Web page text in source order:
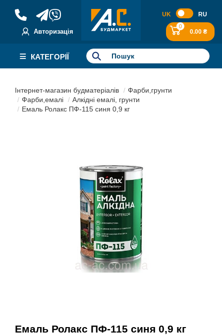
Авторизація
UK RU
0
0.00 ₴
КАТЕГОРІЇ
Інтернет-магазин будматеріалів
Фарби,грунти
Фарби,емалі
Алкідні емалі, грунти
Емаль Ролакс ПФ-115 синя 0,9 кг
Емаль Ролакс ПФ-115 синя 0,9 кг